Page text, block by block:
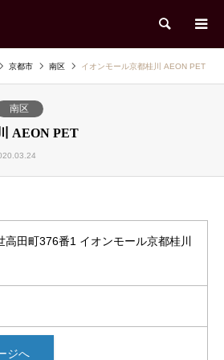
検索
京都市 南区 イオンモール京都桂川 AEON PET
南区
AEON PET
田町376番1 イオンモール京都桂川
ジへ